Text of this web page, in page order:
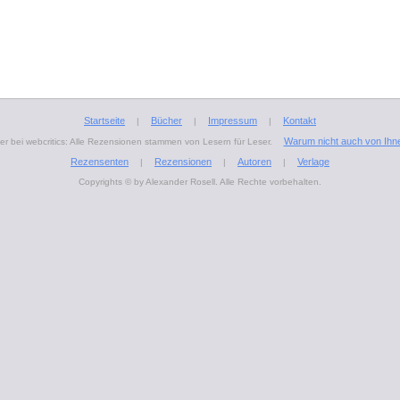
Startseite | Bücher | Impressum | Kontakt
bei webcritics: Alle Rezensionen stammen von Lesern für Leser.
Warum nicht auch von
Rezensenten
| Rezensionen | Autoren | Verlage
Copyrights © by Alexander Rosell. Alle Rechte vorbehalten.